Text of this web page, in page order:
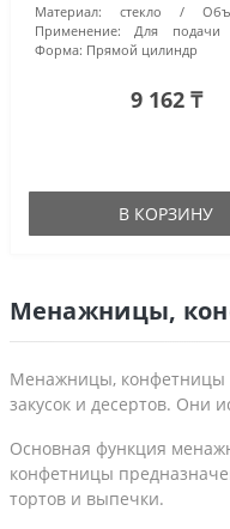
Материал: стекло
Применение:
Для подачи
Форма: Прямой цилиндр
9 162 ₸
В КОРЗИНУ
Менажницы,
Менажницы, конфетницы
закусок и десертов. Они
Основная функция
конфетницы
тортов и выпечки.